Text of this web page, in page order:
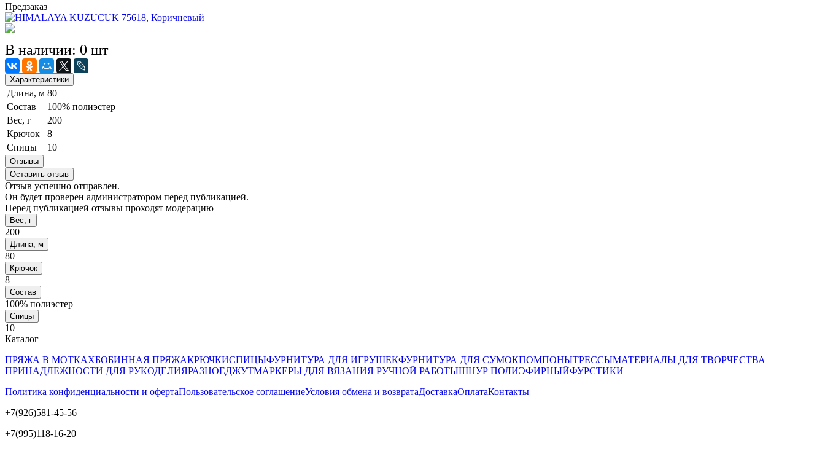
Предзаказ
В наличии: 0 шт
Характеристики
Длина, м 80
Состав
100% полиэстер
Вес, г
200
Крючок
8
Спицы
10
Отзывы
Оставить отзыв
Отзыв успешно отправлен.
Он будет проверен администратором перед публикацией.
Перед публикацией отзывы проходят модерацию
Вес, г
200
Длина, м
80
Крючок
8
Состав
100% полиэстер
Спицы
10
Каталог
ПРЯЖА В МОТКАХБОБИННАЯ ПРЯЖАКРЮЧКИСПИЦЫФУРНИТУРА ДЛЯ ИГРУШЕКФУРНИТУРА ДЛЯ СУМОКПОМПОНЫТРЕССЫМАТЕРИАЛЫ ДЛЯ ТВОРЧЕСТВА
ПРИНАДЛЕЖНОСТИ ДЛЯ РУКОДЕЛИЯРАЗНОЕДЖУТМАРКЕРЫ ДЛЯ ВЯЗАНИЯ РУЧНОЙ РАБОТЫШНУР ПОЛИЭФИРНЫЙФУРСТИКИ
Политика конфиденциальности и офертаПользовательское соглашениеУсловия обмена и возвратаДоставкаОплатаКонтакты
+7(926)581-45-56
+7(995)118-16-20